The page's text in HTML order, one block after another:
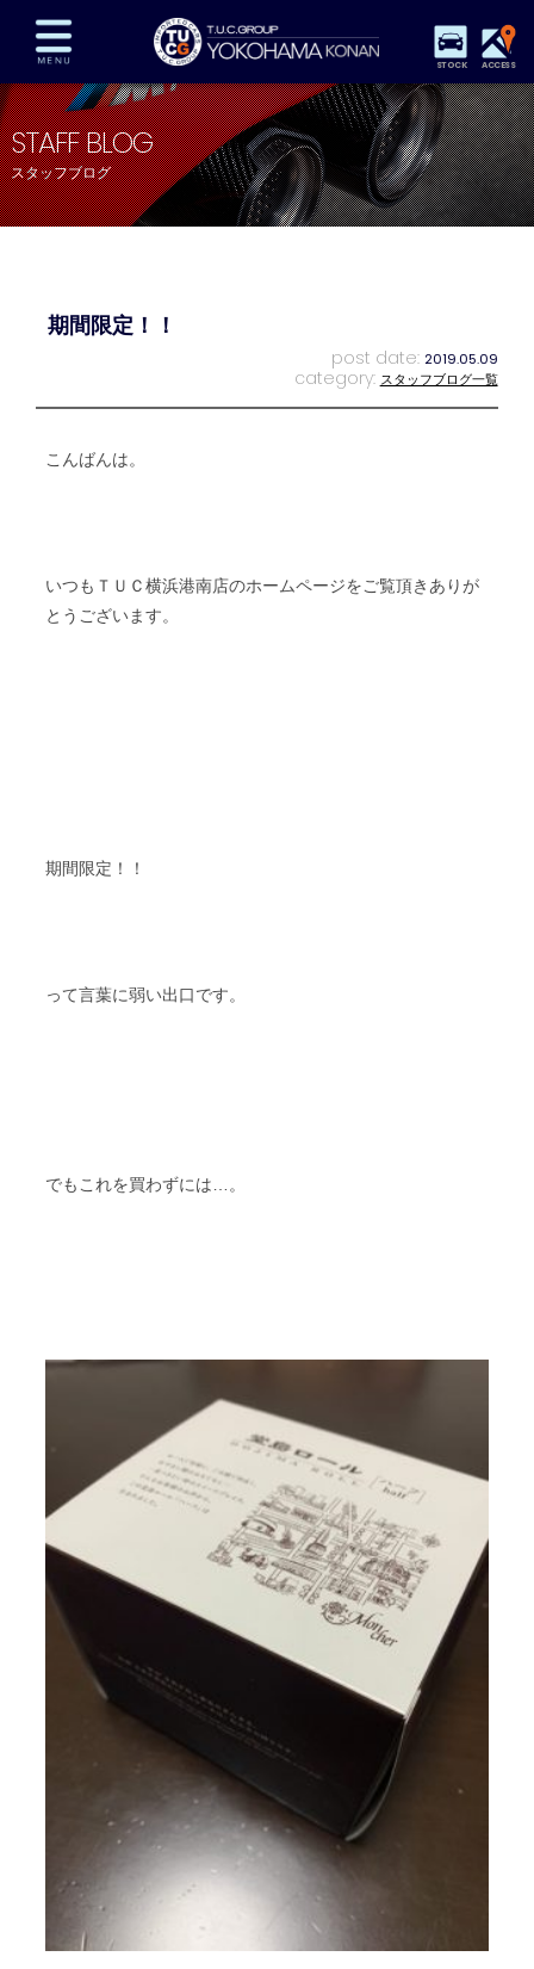
STOCK ACCESS
在庫車両情報 保証&サービス パーツリスト
TUCとは？ 店舗情報 アクセスマップ
全国納車 特別作業 注文販売
STAFF BLOG
スタッフブログ
期間限定！！
post date: 2019.05.09
category: スタッフブログ一覧
こんばんは。
いつもＴＵＣ横浜港南店のホームページをご覧頂きありが
とうございます。
期間限定！！
って言葉に弱い出口です。
でもこれを買わずには…。